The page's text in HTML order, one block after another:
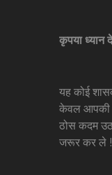
कृपया ध्यान
यह कोई
केवल आपकी
ठोस कदम
जरूर कर ले !